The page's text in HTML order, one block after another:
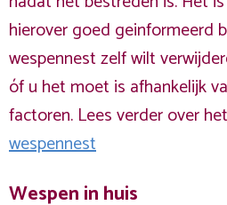
hierover goed geinformeerd
wespennest zelf wilt
óf u het moet is afhankelijk
factoren. Lees verder over het
wespennest
Wespen in huis